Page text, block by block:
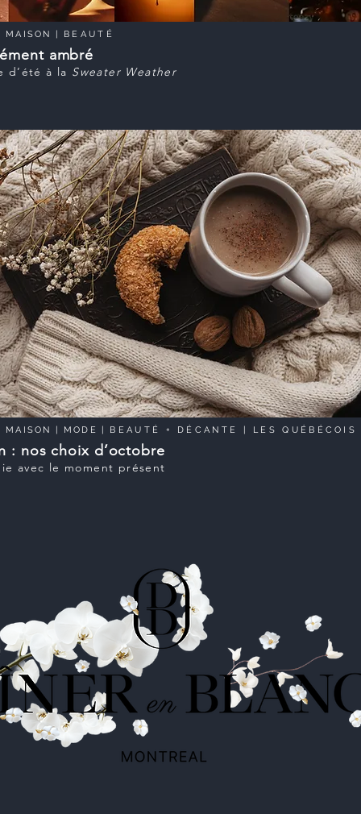
MAISON | BEAUTÉ
ambré
d’été à la Sweater Weather
MAISON | MODE | BEAUTÉ + DÉCANTE | LES QUÉBÉCOIS
: nos choix d’octobre
avec le moment présent